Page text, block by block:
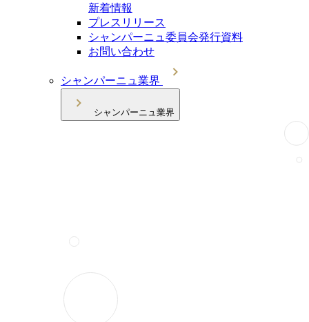
新着情報
プレスリリース
シャンパーニュ委員会発行資料
お問い合わせ
シャンパーニュ業界
シャンパーニュ業界